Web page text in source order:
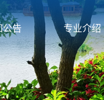
公告 专业介绍